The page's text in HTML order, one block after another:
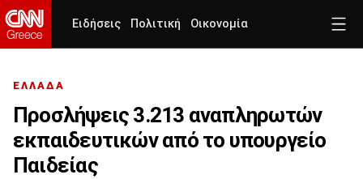
Ειδήσεις Πολιτική Οικονομία
ΕΛΛΑΔΑ
Προσλήψεις 3.213 αναπληρωτών
εκπαιδευτικών από το υπουργείο
Παιδείας